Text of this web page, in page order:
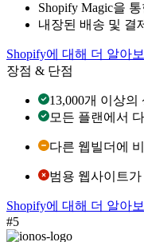
Shopify Magic을
내장된 배송 및 결
Shopify에 대해 더 알아보
장점 & 단점
13,000개 이상
모든 플랜에서
다른 웹빌더에
범용 웹사이트
Shopify에 대해 더 알아보
#5